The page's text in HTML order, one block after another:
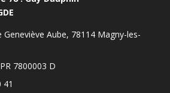
Geneviève Aube, 78114 Magny-les-
7800003 D
41